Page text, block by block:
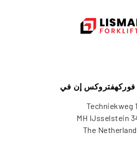
فوركهفتروكس إن في
Techniekweg 1
3401
The